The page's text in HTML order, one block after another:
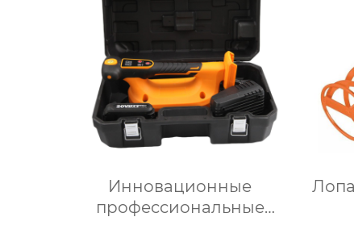
Инновационные
профессиональные